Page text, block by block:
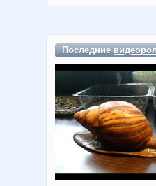
Последние